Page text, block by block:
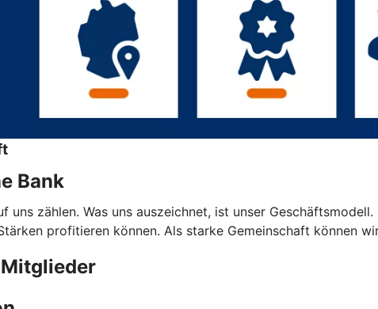
Bank
uns zählen. Was uns auszeichnet, ist unser
profitieren können. Als starke Gemeinschaft können